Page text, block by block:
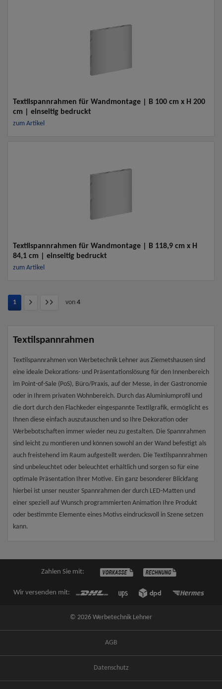
Textilspannrahmen für Wandmontage | B 100 cm x H 200
cm | einseitig bedruckt
zum Artikel
Textilspannrahmen für Wandmontage | B 118,9 cm x H
84,1 cm | einseitig bedruckt
zum Artikel
1 von 4
Textilspannrahmen
Textilspannrahmen von Werbetechnik Lehner aus Ziemetshausen sind
eine ideale Dekorations- und Präsentationslösung für den Innenbereich
im Point-of-Sale (PoS), Büro/Praxis, auf der Messe, in der Gastronomie
oder in Ihrem privaten Wohnbereich. Durch das Aluminiumprofil und
die dort durch den Flachkeder eingespannte Textilgrafik, ermöglicht es
Ihnen diese einfach auszutauschen und so Ihre Dekoration oder
Werbebotschaften immer wieder neu zu gestalten. Die Spannrahmen
sind leicht zu montieren und können sowohl an der Wand befestigt als
auch freistehend im Raum aufgestellt werden. Die Textilspannrahmen
sind unbeleuchtet oder beleuchtet erhältlich und sorgen so für eine
optimale Präsentation Ihrer Motive. Ein ganz besonderer Blickfang
hierbei ist unser neuster Spannrahmen der durch LED-Matten und
einer speziell auf Wunsch programmierten Animation Ihre Produkt
oder bestimmte Elemente eines Motivs eindrucksvoll in Szene setzen
kann.
Zahlen Sie mit:
Wir versenden mit:
© 2026 Werbetechnik Lehner
AGB
Datenschutz